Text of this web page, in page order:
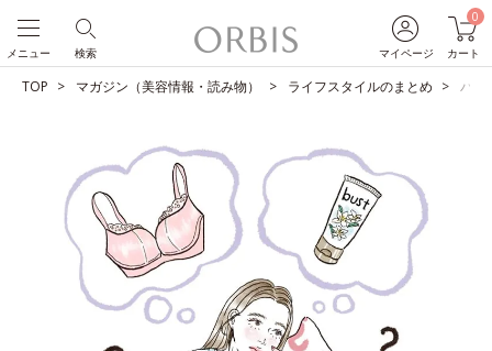
マイページ
0
カート
検索
メニュー
TOP マガジン（美容情報・読み物） ライフスタイルのまとめ バス